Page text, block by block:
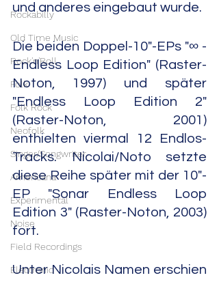
Rockabilly
Old Time Music
Rock'n'Roll
Folk
Folk Rock
Neofolk
Singer/Songwriter
Americana
Experimental
Noise
Field Recordings
Electronic
und anderes eingebaut wurde.
Die beiden Doppel-10"-EPs "∞ -
Endless Loop Edition" (Raster-
Noton, 1997) und später
"Endless Loop Edition 2"
(Raster-Noton, 2001)
enthielten viermal 12 Endlos-
Tracks. Nicolai/Noto setzte
diese Reihe später mit der 10"-
EP "Sonar Endless Loop
Edition 3" (Raster-Noton, 2003)
fort.
Unter Nicolais Namen erschien